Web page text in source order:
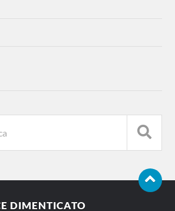
DIMENTICATO